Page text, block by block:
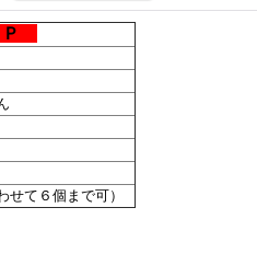
Ｐ
て６個まで可）